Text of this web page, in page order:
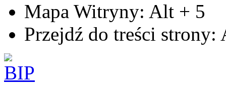
Mapa Witryny: Alt + 5
Przejdź do treści strony: